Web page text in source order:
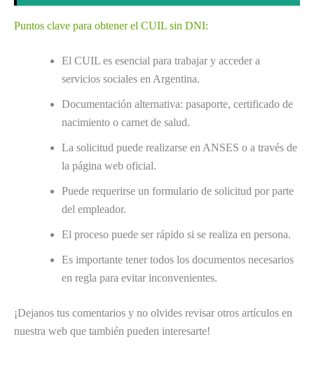
Puntos clave para obtener el CUIL sin DNI:
El CUIL es esencial para trabajar y acceder a
servicios sociales en Argentina.
Documentación alternativa: pasaporte, certificado de
nacimiento o carnet de salud.
La solicitud puede realizarse en ANSES o a través de
la página web oficial.
Puede requerirse un formulario de solicitud por parte
del empleador.
El proceso puede ser rápido si se realiza en persona.
Es importante tener todos los documentos necesarios
en regla para evitar inconvenientes.
¡Dejanos tus comentarios y no olvides revisar otros artículos en
nuestra web que también pueden interesarte!